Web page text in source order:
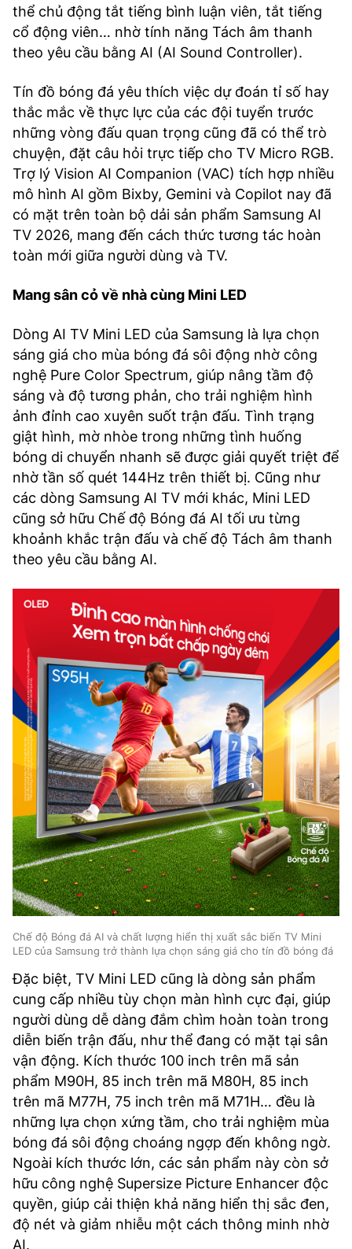
thể chủ động tắt tiếng bình luận viên, tắt tiếng
cổ động viên… nhờ tính năng Tách âm thanh
theo yêu cầu bằng AI (AI Sound Controller).
Tín đồ bóng đá yêu thích việc dự đoán tỉ số hay
thắc mắc về thực lực của các đội tuyển trước
những vòng đấu quan trọng cũng đã có thể trò
chuyện, đặt câu hỏi trực tiếp cho TV Micro RGB.
Trợ lý Vision AI Companion (VAC) tích hợp nhiều
mô hình AI gồm Bixby, Gemini và Copilot nay đã
có mặt trên toàn bộ dải sản phẩm Samsung AI
TV 2026, mang đến cách thức tương tác hoàn
toàn mới giữa người dùng và TV.
Mang sân cỏ về nhà cùng Mini LED
Dòng AI TV Mini LED của Samsung là lựa chọn
sáng giá cho mùa bóng đá sôi động nhờ công
nghệ Pure Color Spectrum, giúp nâng tầm độ
sáng và độ tương phản, cho trải nghiệm hình
ảnh đỉnh cao xuyên suốt trận đấu. Tình trạng
giật hình, mờ nhòe trong những tình huống
bóng di chuyển nhanh sẽ được giải quyết triệt để
nhờ tần số quét 144Hz trên thiết bị. Cũng như
các dòng Samsung AI TV mới khác, Mini LED
cũng sở hữu Chế độ Bóng đá AI tối ưu từng
khoảnh khắc trận đấu và chế độ Tách âm thanh
theo yêu cầu bằng AI.
Chế độ Bóng đá AI và chất lượng hiển thị xuất sắc biến TV Mini
LED của Samsung trở thành lựa chọn sáng giá cho tín đồ bóng đá
Đặc biệt, TV Mini LED cũng là dòng sản phẩm
cung cấp nhiều tùy chọn màn hình cực đại, giúp
người dùng dễ dàng đắm chìm hoàn toàn trong
diễn biến trận đấu, như thể đang có mặt tại sân
vận động. Kích thước 100 inch trên mã sản
phẩm M90H, 85 inch trên mã M80H, 85 inch
trên mã M77H, 75 inch trên mã M71H… đều là
những lựa chọn xứng tầm, cho trải nghiệm mùa
bóng đá sôi động choáng ngợp đến không ngờ.
Ngoài kích thước lớn, các sản phẩm này còn sở
hữu công nghệ Supersize Picture Enhancer độc
quyền, giúp cải thiện khả năng hiển thị sắc đen,
độ nét và giảm nhiễu một cách thông minh nhờ
AI.